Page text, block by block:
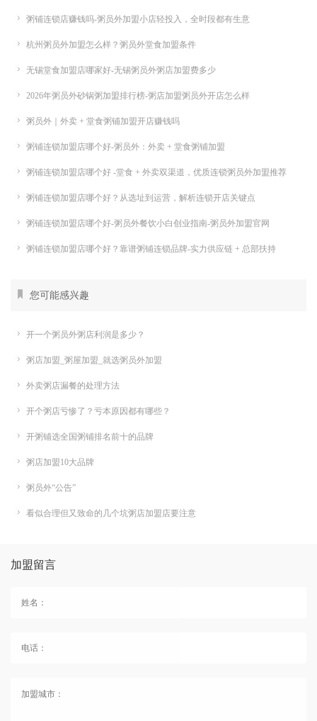
粥铺连锁店赚钱吗-粥员外加盟小店轻投入，全时段都有生意
杭州粥员外加盟怎么样？粥员外堂食加盟条件
无锡堂食加盟店哪家好-无锡粥员外粥店加盟费多少
2026年粥员外砂锅粥加盟排行榜-粥店加盟粥员外开店怎么样
粥员外｜外卖 + 堂食粥铺加盟开店赚钱吗
粥铺连锁加盟店哪个好-粥员外：外卖 + 堂食粥铺加盟
粥铺连锁加盟店哪个好 -堂食 + 外卖双渠道，优质连锁粥员外加盟推荐
粥铺连锁加盟店哪个好？从选址到运营，解析连锁开店关键点
粥铺连锁加盟店哪个好-粥员外餐饮小白创业指南-粥员外加盟官网
粥铺连锁加盟店哪个好？靠谱粥铺连锁品牌-实力供应链 + 总部扶持
您可能感兴趣
开一个粥员外粥店利润是多少？
粥店加盟_粥屋加盟_就选粥员外加盟
外卖粥店漏餐的处理方法
开个粥店亏惨了？亏本原因都有哪些？
开粥铺选全国粥铺排名前十的品牌
粥店加盟10大品牌
粥员外“公告”
看似合理但又致命的几个坑粥店加盟店要注意
加盟留言